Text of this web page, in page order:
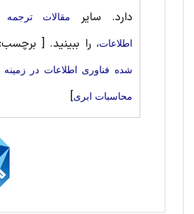
دارد. سایر
مقالات
اطلاعات، را ببینید.[ برچسب:
شده فناوری اطلاعات در زمینه
محاسبات ابری]